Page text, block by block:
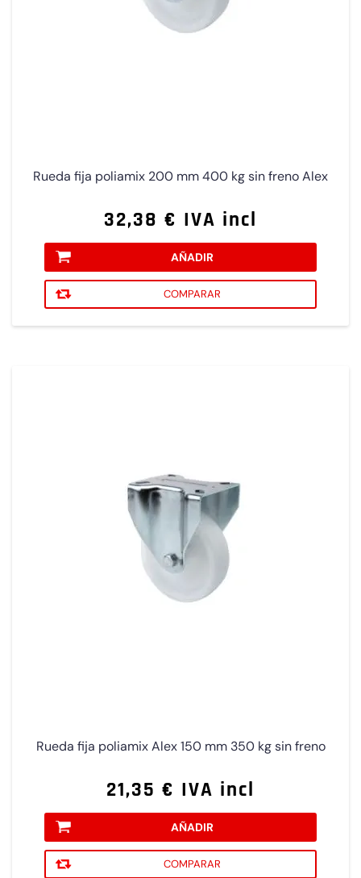
Rueda fija poliamix 200 mm 400 kg sin freno Alex
32,38 € IVA incl
AÑADIR
COMPARAR
Rueda fija poliamix Alex 150 mm 350 kg sin freno
21,35 € IVA incl
AÑADIR
COMPARAR